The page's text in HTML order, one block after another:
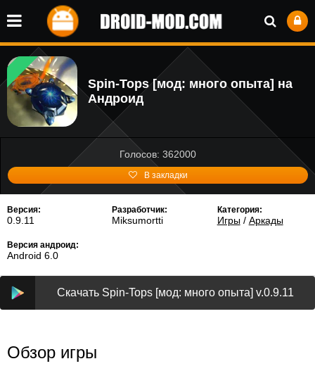
Spin-Tops [мод: много опыта] на
Андроид
Голосов: 362000
В закладки
Версия:
0.9.11
Разработчик:
Miksumortti
Категория:
Игры/ Аркады
Версия андроид:
Android 6.0
Скачать Spin-Tops [мод: много опыта] v.0.9.11
Обзор игры